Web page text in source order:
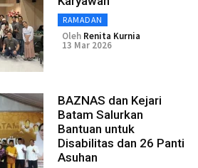
RAMADAN
Oleh Renita Kurnia
13 Mar 2026
BAZNAS dan Kejari
Batam Salurkan
Bantuan untuk
Disabilitas dan 26 Panti
Asuhan